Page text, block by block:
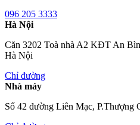
096 205 3333
Hà Nội
Căn 3202 Toà nhà A2 KĐT An
Hà Nội
Chỉ đường
Nhà máy
Số 42 đường Liên Mạc, P.Thượng